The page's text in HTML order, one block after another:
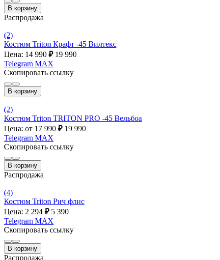
В корзину
Распродажа
(2)
Костюм Triton Крафт -45 Вилтекс
Цена: 14 990 ₽ 19 990
Telegram MAX
Скопировать ссылку
В корзину
(2)
Костюм Triton TRITON PRO -45 Вельбоа
Цена: от 17 990 ₽ 19 990
Telegram MAX
Скопировать ссылку
В корзину
Распродажа
(4)
Костюм Triton Рич флис
Цена: 2 294 ₽ 5 390
Telegram MAX
Скопировать ссылку
В корзину
Распродажа